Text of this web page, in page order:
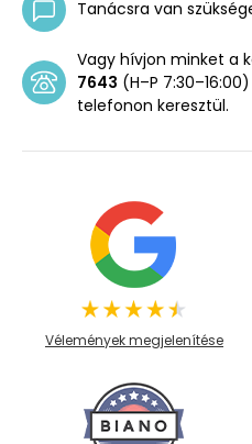
Tanácsra van
Vagy hívjon minket a
7643 (H–P
telefonon keresztül.
Vélemények megjelenítése